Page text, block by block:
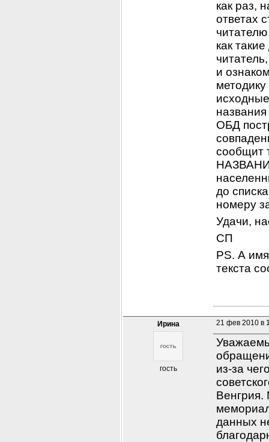
как раз,
ответах
как
и
ОБД
сообщит
до
номеру
Удачи,
СП
PS. А
текста
Ирина
гость
21 фев 2010 в
из-за
Венгрия.
данных